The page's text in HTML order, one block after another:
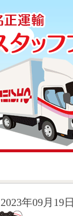
2023年09月19日